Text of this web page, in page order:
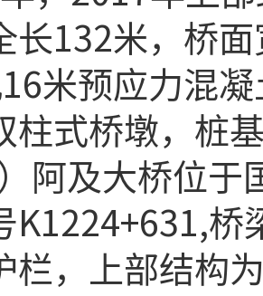
长132米，桥
16米预应力混凝
柱式桥墩，桩
）阿及大桥位于
K1224+631,桥
栏，上部结构